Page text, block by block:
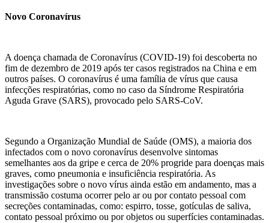
Novo Coronavírus
A doença chamada de Coronavírus (COVID-19) foi descoberta no
fim de dezembro de 2019 após ter casos registrados na China e em
outros países. O coronavírus é uma família de vírus que causa
infecções respiratórias, como no caso da Síndrome Respiratória
Aguda Grave (SARS), provocado pelo SARS-CoV.
Segundo a Organização Mundial de Saúde (OMS), a maioria dos
infectados com o novo coronavírus desenvolve sintomas
semelhantes aos da gripe e cerca de 20% progride para doenças mais
graves, como pneumonia e insuficiência respiratória. As
investigações sobre o novo vírus ainda estão em andamento, mas a
transmissão costuma ocorrer pelo ar ou por contato pessoal com
secreções contaminadas, como: espirro, tosse, gotículas de saliva,
contato pessoal próximo ou por objetos ou superfícies contaminadas.